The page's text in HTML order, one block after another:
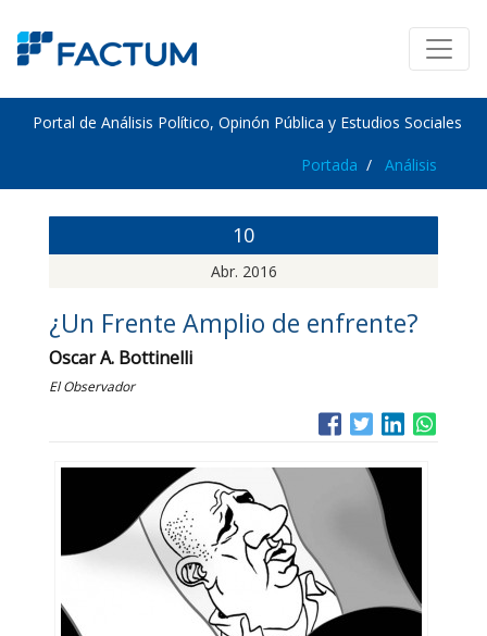
Portal de Análisis Político, Opinón Pública y Estudios Sociales
Portada Análisis
10
Abr. 2016
¿Un Frente Amplio de enfrente?
Oscar A. Bottinelli
El Observador